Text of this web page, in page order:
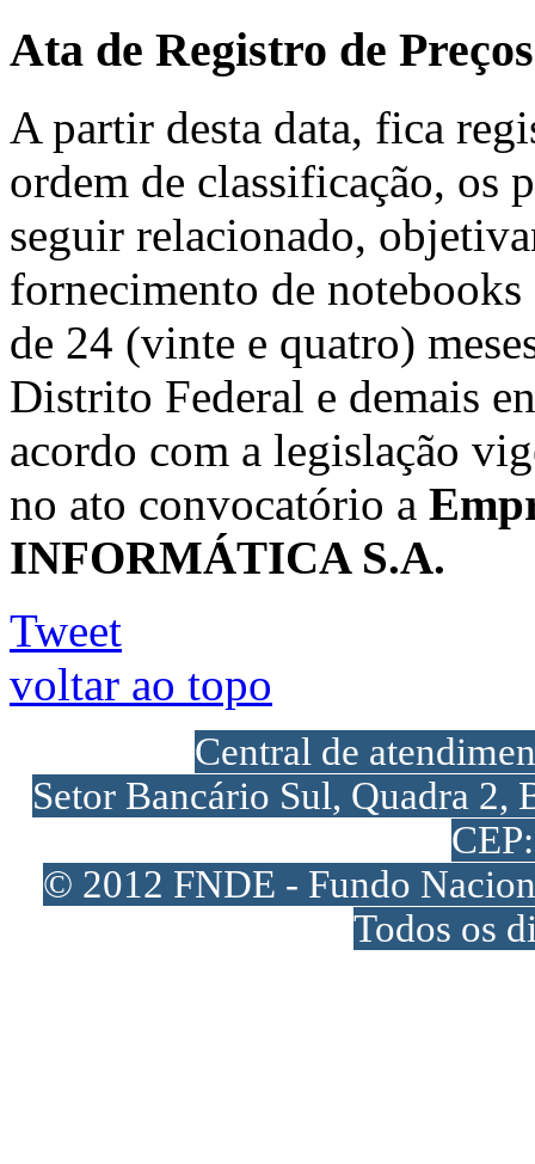
Ata de Registro de
A partir desta data, fica
ordem de classificação, os
seguir relacionado,
fornecimento de notebooks
de 24 (vinte e quatro)
Distrito Federal e demais
acordo com a legislação
no ato convocatório a
INFORMÁTICA S.A.
Tweet
voltar ao topo
Central de
Setor Bancário Sul, Quadra
© 2012 FNDE - Fundo
Todos os